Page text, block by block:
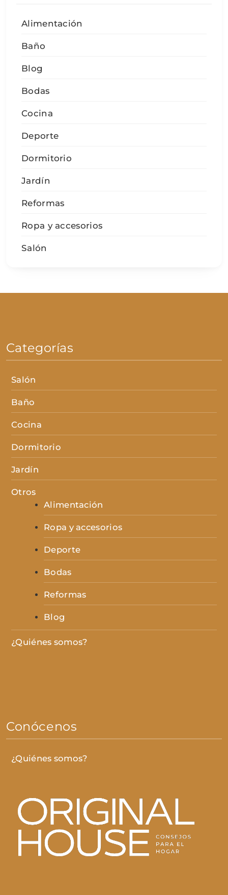
Alimentación
Baño
Blog
Bodas
Cocina
Deporte
Dormitorio
Jardín
Reformas
Ropa y accesorios
Salón
Categorías
Salón
Baño
Cocina
Dormitorio
Jardín
Otros
Alimentación
Ropa y accesorios
Deporte
Bodas
Reformas
Blog
¿Quiénes somos?
Conócenos
¿Quiénes somos?